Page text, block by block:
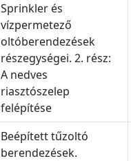
Sprinkler és
vízpermetező
oltóberendezések
részegységei. 2. rész:
A nedves
riasztószelep
felépítése
Beépített tűzoltó
berendezések.